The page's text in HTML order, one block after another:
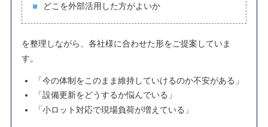
どこを外部活用した方がよいか
を整理しながら、各社様に合わせた形をご提案していま
す。
「今の体制をこのまま維持していけるのか不安がある」
「設備更新をどうするか悩んでいる」
「小ロット対応で現場負荷が増えている」